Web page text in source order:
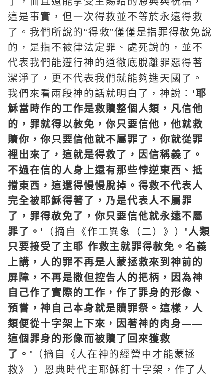
這是事實，但一次得救並不等於永遠得救
了。我們所說的“得救”僅僅是指罪得赦免說
的，是指不被律法定罪、處死說的，並不
代表我們能遵行神的道徹底脫離罪惡得著
潔淨了，更不代表我們就能夠進天國了。
我們來看兩段神的話就明白了，神說： '耶
穌當時作的工作是救贖整個人類，凡信他
的，罪就得以赦免，你只要信他，他就救
贖你，你只要信他就不屬罪了，你就從罪
裡出來了，這就是得救了，因信稱義了。
不過在信的人身上還有那些悖逆東西、抵
擋東西，這還得慢慢脫掉。得救不代表人
完全被耶穌得著了，乃是代表人不屬罪
了，罪得赦免了，你只要信他就永遠不屬
罪了。'
（摘自《作工異象（二）》） '人類
只要接受了主耶 作救主就罪得赦免。名義
上講，人的罪不再是人蒙拯救來到神前的
屏障，不再是撒但控告人的把柄，因為神
自己作了實際的工作，作了罪身的形像、
預嘗，神自己本身就是贖罪祭。這樣，人
類便從十字架上下來，因著神的肉身――
這個罪身的形像而被贖了回來獲救
了。'
（摘自《人在神的經營中才能蒙拯
救》 ）恩典時代主耶穌釘十字架，作了人